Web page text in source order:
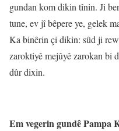
gundan kom dikin tînin. Ji
tune, ev jî bêpere ye, gelek
Ka binêrin çi dikin: sûd ji
zaroktiyê mejûyê zarokan
dûr dixin.
Em vegerin gundê Pampa